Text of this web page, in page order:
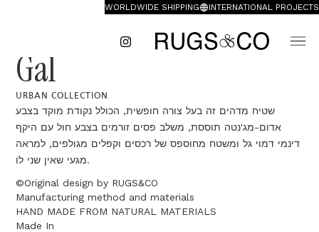
INTERNATIONAL PROJECTS
WORLDWIDE SHIPPING
Gal
URBAN COLLECTION
שטיח מדהים זה בעל צורה חופשית, הכולל נקודת מוקד בצבע
אדום-מג'נטה תוססת, משלב פסים זורמים בצבע חול עם היקף
דינמי דמוי גל ומשטח מחוספס של רכסים וקפלים מגולפים, למראה
מגעי שאין שני לו.
©Original design by RUGS&CO
Manufacturing method and materials
HAND MADE FROM NATURAL MATERIALS
Made In